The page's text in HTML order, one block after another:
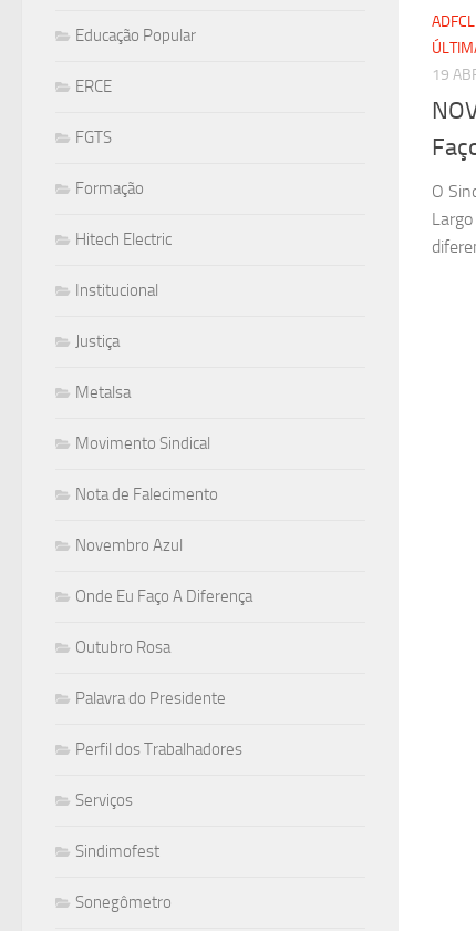
ADFCL
19
O
Educação Popular
ERCE
FGTS
Formação
Hitech Electric
Institucional
Justiça
Metalsa
Movimento Sindical
Nota de Falecimento
Novembro Azul
Onde Eu Faço A Diferença
Outubro Rosa
Palavra do Presidente
Perfil dos Trabalhadores
Serviços
Sindimofest
Sonegômetro